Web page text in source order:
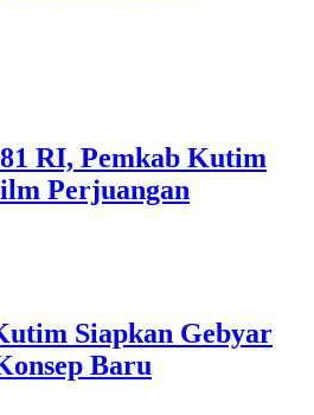
RI, Pemkab Kutim
Perjuangan
Siapkan Gebyar
Baru